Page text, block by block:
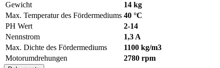
Gewicht
14 kg
Max. Temperatur des Fördermediums 40 °C
PH Wert
2-14
Nennstrom
1,3 A
Max. Dichte des Fördermediums
1100 kg/m3
Motorumdrehungen
2780 rpm